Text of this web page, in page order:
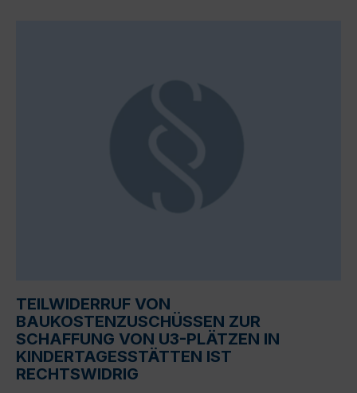
TEILWIDERRUF VON
BAUKOSTENZUSCHÜSSEN ZUR
SCHAFFUNG VON U3-PLÄTZEN IN
KINDERTAGESSTÄTTEN IST
RECHTSWIDRIG